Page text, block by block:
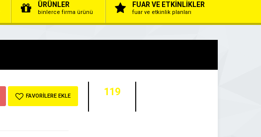
ÜRÜNLER
binlerce firma ürünü
FUAR VE ETKİNLİKLER
fuar ve etkinlik planları
FAVORİLERE EKLE 119